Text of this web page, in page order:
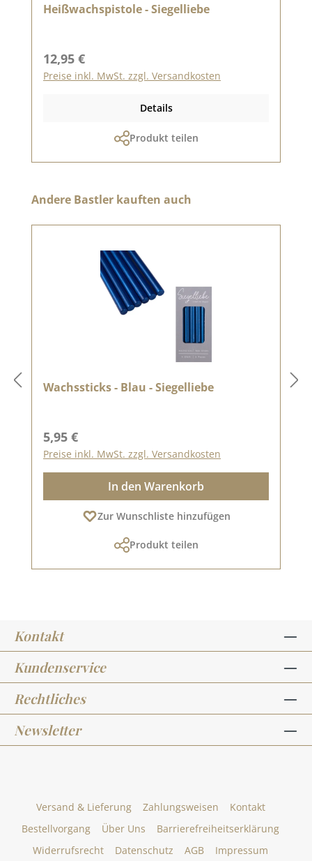
Heißwachspistole - Siegelliebe
Regulärer Preis:
12,95 €
Preise inkl. MwSt. zzgl. Versandkosten
Details
Produkt teilen
Produktgalerie überspringen
Andere Bastler kauften auch
Wachssticks - Blau - Siegelliebe
Regulärer Preis:
5,95 €
Preise inkl. MwSt. zzgl. Versandkosten
In den Warenkorb
Zur Wunschliste hinzufügen
Produkt teilen
Kontakt
Kundenservice
Rechtliches
Newsletter
Versand & Lieferung Zahlungsweisen
Kontakt
Bestellvorgang
Über Uns
Barrierefreiheitserklärung
Widerrufsrecht
Datenschutz AGB Impressum